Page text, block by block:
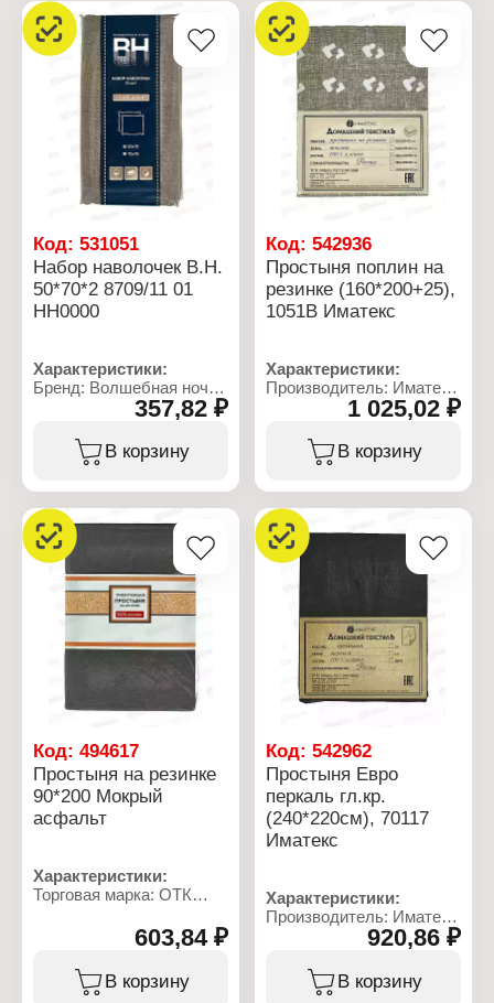
Материал: поплин
Плотность ткани: 110 г/
м2
Состав ткани: 100%
Упаковка: ПВХ пакет с
вкладышем
Материал: поплин
Состав ткани: 100%
хлопок
Плотность ткани: 110 г/
кв.м
Код: 531051
Набор наволочек В.Н.
50*70*2 8709/11 01
НН0000
Характеристики:
Бренд: Волшебная ночь
Артикул: 789203
наволочек
Модель: "Coffee cream"
Материал: поплин
Состав ткани: 100%
хлопок
Плотность ткани: 110 г/
357,82 ₽
В корзину
Код:542936
Простыня поплин на
резинке (160*200+25),
1051В Иматекс
Характеристики:
Производитель: Иматекс
Артикул: 1051В
Тип товара: Простыня
Крепление: на резинке
Размер: 160х200 см
Состав ткани: 100%
хлопок
Дизайн: с рисунком
Плотность ткани: 105 г/
1 025,02 ₽
В корзину
Код: 494617
Простыня на резинке
90*200 Мокрый
асфальт
Характеристики:
Торговая марка: ОТК
Тип товара: Простыня
Крепление: на резинке
Размер: 90x200 см
Материал: трикотаж
603,84 ₽
В корзину
Код:542962
Простыня Евро
перкаль гл.кр.
(240*220см), 70117
Иматекс
Характеристики:
Производитель: Иматекс
Артикул: 70117
Тип товара: Простыня
Размер: 220х240 см
Общий размер: евро
920,86 ₽
В корзину